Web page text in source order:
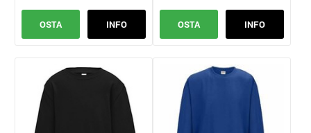
OSTA INFO OSTA INFO